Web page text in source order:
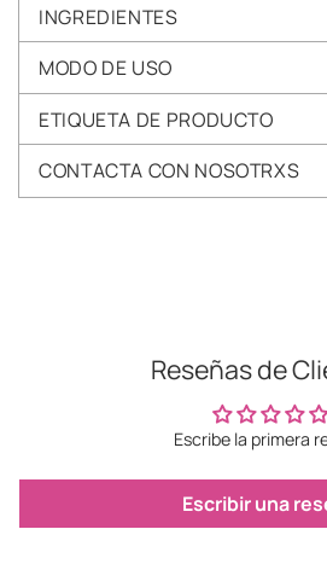
INGREDIENTES
MODO DE USO
ETIQUETA DE PRODUCTO
CONTACTA CON NOSOTRXS
Reseñas de
Escribe la primera
Escribir una